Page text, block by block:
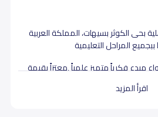
اقرأ المزيد
بحى الكوثر بسيهات، المملكة العربية
المراحل التعليمية
مبدع فكرياً متميز علمياً ,معتزاً بقيمة
مواجهة التحديات وحل المشكلات ,
العملية